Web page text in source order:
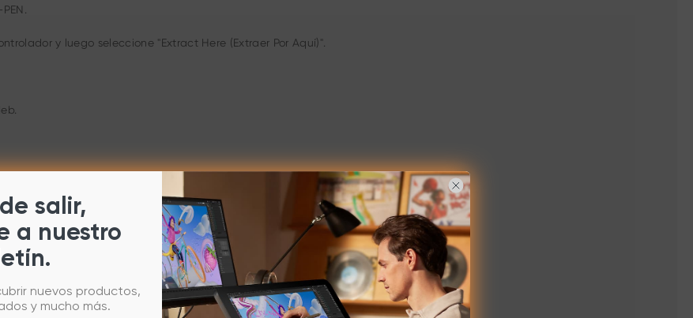
y luego seleccione "Extract Here (Extraer Por Aquí)".
Linux en él.
Enter.
salir,
a nuestro
nuevos productos,
y mucho más.